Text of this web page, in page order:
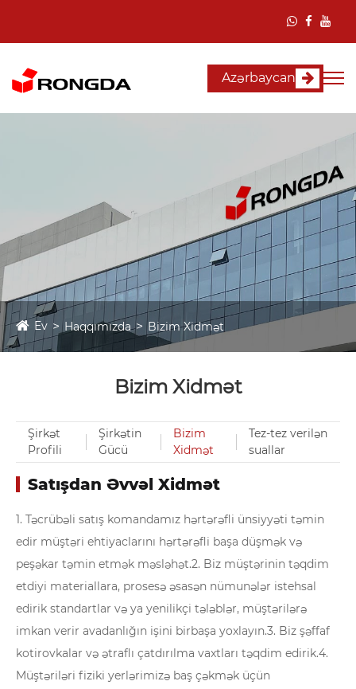
Azərbaycan
Ev Haqqımızda Bizim Xidmət
Bizim Xidmət
Şirkət
Profili
Şirkətin
Gücü
Bizim
Xidmət
Tez-tez verilən
suallar
Satışdan Əvvəl Xidmət
1. Təcrübəli satış komandamız hərtərəfli ünsiyyəti təmin
edir müştəri ehtiyaclarını hərtərəfli başa düşmək və
peşəkar təmin etmək məsləhət.2. Biz müştərinin təqdim
etdiyi materiallara, prosesə əsasən nümunələr istehsal
edirik standartlar və ya yenilikçi tələblər, müştərilərə
imkan verir avadanlığın işini birbaşa yoxlayın.3. Biz şəffaf
kotirovkalar və ətraflı çatdırılma vaxtları təqdim edirik.4.
Müştəriləri fiziki yerlərimizə baş çəkmək üçün